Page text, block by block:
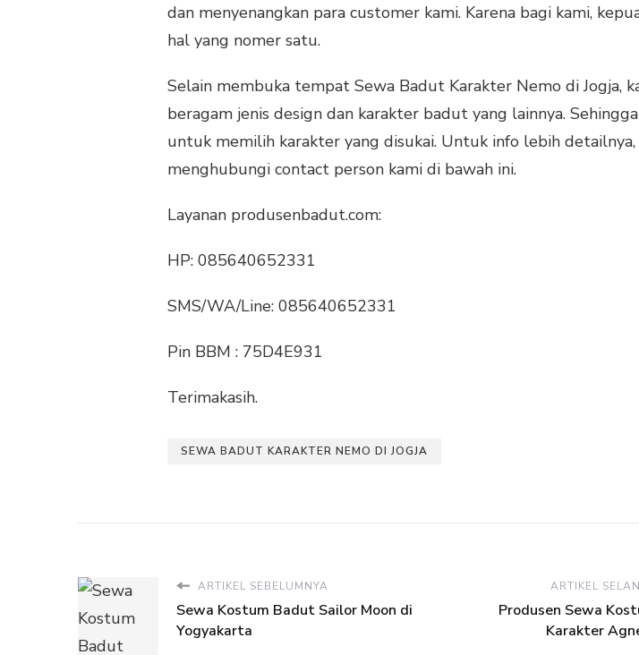
dan menyenangkan para customer kami. Karena bagi kami,
hal yang nomer satu.
Selain membuka tempat Sewa Badut Karakter Nemo di Jogja,
beragam jenis design dan karakter badut yang lainnya.
untuk memilih karakter yang disukai. Untuk info lebih detailnya,
menghubungi contact person kami di bawah ini.
Layanan produsenbadut.com:
HP: 085640652331
SMS/WA/Line: 085640652331
Pin BBM : 75D4E931
Terimakasih.
SEWA BADUT KARAKTER NEMO DI JOGJA
ARTIKEL SEBELUMNYA
Sewa Kostum Badut Sailor Moon di
Yogyakarta
ARTIKEL
Produsen Sewa
Karakter